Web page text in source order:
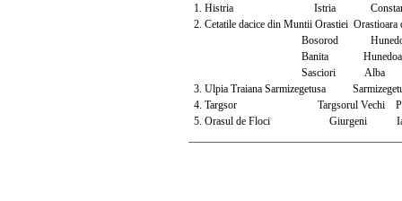
1. Histria Istria
2. Cetatile dacice din Muntii Orastiei Orastioara
Bosorod
Banita
Sasciori Alba
3. Ulpia Traiana Sarmizegetusa
4. Targsor Targsorul Vechi
5. Orasul de Floci Giurgeni